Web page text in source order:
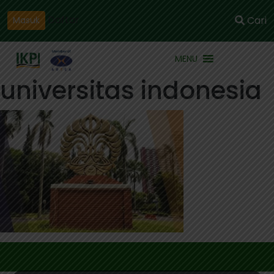
Masuk Cari
MENU
universitas indonesia